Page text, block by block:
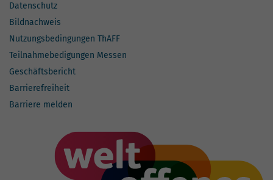
Datenschutz
Bildnachweis
Nutzungsbedingungen ThAFF
Teilnahmebedigungen Messen
Geschäftsbericht
Barrierefreiheit
Barriere melden